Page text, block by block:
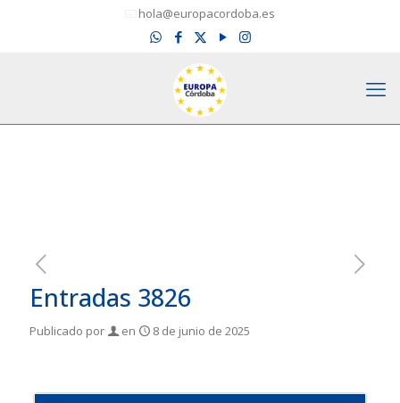
hola@europacordoba.es
Entradas 3826
Publicado por en 8 de junio de 2025